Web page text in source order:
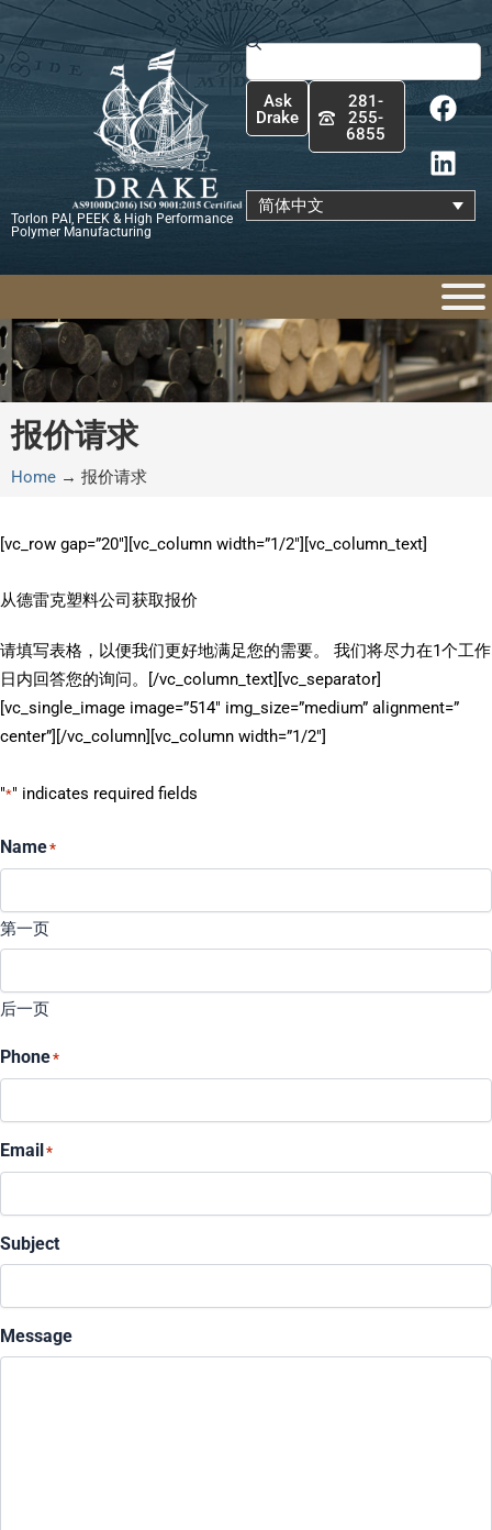
跳
至
内
Torlon PAI, PEEK & High Performance
Polymer Manufacturing
Search
Ask
Drake
281-
255-
6855
F
a
c
e
b
o
k
L
i
n
k
e
d
n
简体中文
报价请求
Home → 报价请求
[vc_row gap=”20″][vc_column width=”1/2″][vc_column_text]
从德雷克塑料公司获取报价
请填写表格，以便我们更好地满足您的需要。 我们将尽力在1个工作
日内回答您的询问。[/vc_column_text][vc_separator]
[vc_single_image image=”514″ img_size=”medium” alignment=”
center”][/vc_column][vc_column width=”1/2″]
"*" indicates required fields
Name*
第一页
后一页
Phone*
Email *
Subject
Message